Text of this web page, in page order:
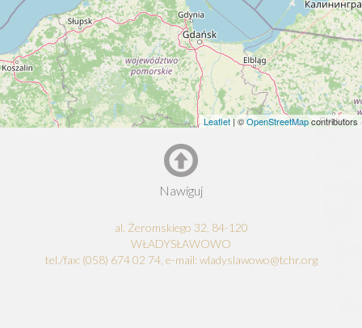
Leaflet | ©OpenStreetMapcontributors
Nawiguj
al. Żeromskiego 32, 84-120
WŁADYSŁAWOWO
tel./fax: (058) 674 02 74, e-mail: wladyslawowo@tchr.org